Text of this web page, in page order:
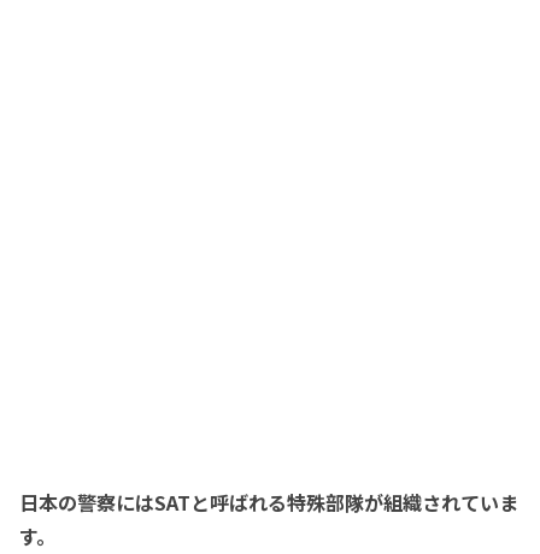
日本の警察にはSATと呼ばれる特殊部隊が組織されていま
す。